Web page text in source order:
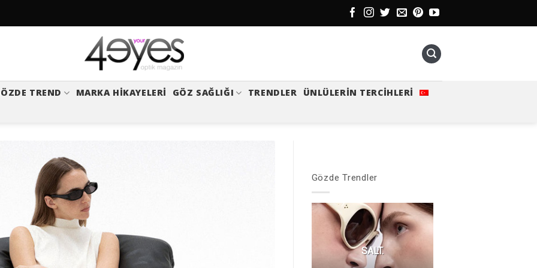
TREND MARKA HIKAYELERI GÖZ SAĞLIĞI TRENDLER ÜNLÜLERIN TERCIHLERI
Gözde Trendler
SALT.